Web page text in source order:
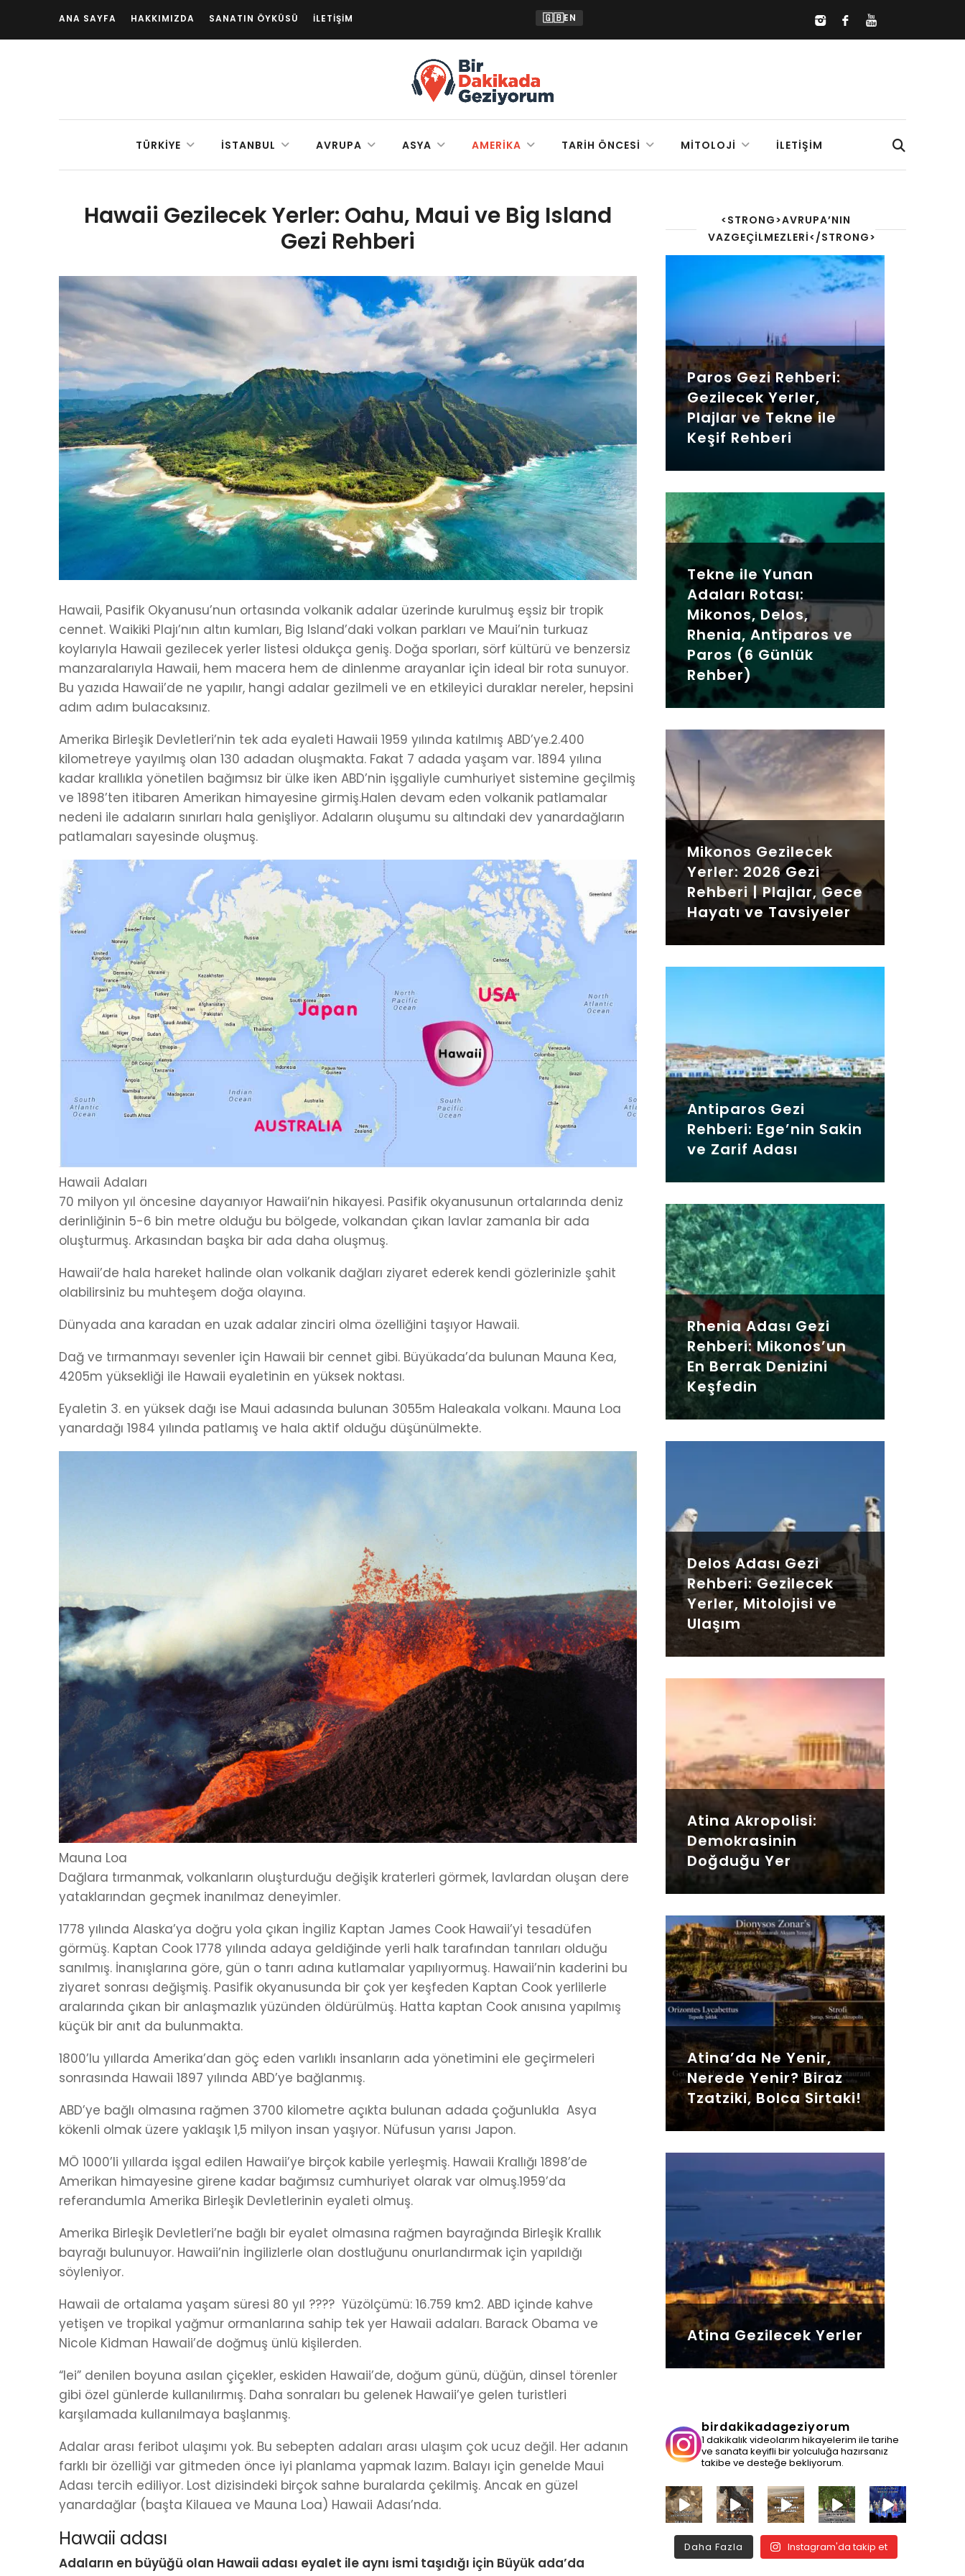
ANA SAYFA HAKKIMIZDA SANATIN ÖYKÜSÜ İLETIŞIM 🇬🇧EN
TÜRKIYE İSTANBUL AVRUPA ASYA AMERIKA TARIH ÖNCESI MITOLOJI İLETIŞIM
Hawaii Gezilecek Yerler: Oahu, Maui ve Big Island
Gezi Rehberi
Hawaii, Pasifik Okyanusu’nun ortasında volkanik adalar üzerinde kurulmuş eşsiz bir tropik
cennet. Waikiki Plajı’nın altın kumları, Big Island’daki volkan parkları ve Maui’nin turkuaz
koylarıyla Hawaii gezilecek yerler listesi oldukça geniş. Doğa sporları, sörf kültürü ve benzersiz
manzaralarıyla Hawaii, hem macera hem de dinlenme arayanlar için ideal bir rota sunuyor.
Bu yazıda Hawaii’de ne yapılır, hangi adalar gezilmeli ve en etkileyici duraklar nereler, hepsini
adım adım bulacaksınız.
Amerika Birleşik Devletleri’nin tek ada eyaleti Hawaii 1959 yılında katılmış ABD’ye.2.400
kilometreye yayılmış olan 130 adadan oluşmakta. Fakat 7 adada yaşam var. 1894 yılına
kadar krallıkla yönetilen bağımsız bir ülke iken ABD’nin işgaliyle cumhuriyet sistemine geçilmiş
ve 1898’ten itibaren Amerikan himayesine girmiş.Halen devam eden volkanik patlamalar
nedeni ile adaların sınırları hala genişliyor. Adaların oluşumu su altındaki dev yanardağların
patlamaları sayesinde oluşmuş.
Hawaii Adaları
70 milyon yıl öncesine dayanıyor Hawaii’nin hikayesi. Pasifik okyanusunun ortalarında deniz
derinliğinin 5-6 bin metre olduğu bu bölgede, volkandan çıkan lavlar zamanla bir ada
oluşturmuş. Arkasından başka bir ada daha oluşmuş.
Hawaii’de hala hareket halinde olan volkanik dağları ziyaret ederek kendi gözlerinizle şahit
olabilirsiniz bu muhteşem doğa olayına.
Dünyada ana karadan en uzak adalar zinciri olma özelliğini taşıyor Hawaii.
Dağ ve tırmanmayı sevenler için Hawaii bir cennet gibi. Büyükada’da bulunan Mauna Kea,
4205m yüksekliği ile Hawaii eyaletinin en yüksek noktası.
Eyaletin 3. en yüksek dağı ise Maui adasında bulunan 3055m Haleakala volkanı. Mauna Loa
yanardağı 1984 yılında patlamış ve hala aktif olduğu düşünülmekte.
Mauna Loa
Dağlara tırmanmak, volkanların oluşturduğu değişik kraterleri görmek, lavlardan oluşan dere
yataklarından geçmek inanılmaz deneyimler.
1778 yılında Alaska’ya doğru yola çıkan İngiliz Kaptan James Cook Hawaii’yi tesadüfen
görmüş. Kaptan Cook 1778 yılında adaya geldiğinde yerli halk tarafından tanrıları olduğu
sanılmış. İnanışlarına göre, gün o tanrı adına kutlamalar yapılıyormuş. Hawaii’nin kaderini bu
ziyaret sonrası değişmiş. Pasifik okyanusunda bir çok yer keşfeden Kaptan Cook yerlilerle
aralarında çıkan bir anlaşmazlık yüzünden öldürülmüş. Hatta kaptan Cook anısına yapılmış
küçük bir anıt da bulunmakta.
1800’lu yıllarda Amerika’dan göç eden varlıklı insanların ada yönetimini ele geçirmeleri
sonrasında Hawaii 1897 yılında ABD’ye bağlanmış.
ABD’ye bağlı olmasına rağmen 3700 kilometre açıkta bulunan adada çoğunlukla Asya
kökenli olmak üzere yaklaşık 1,5 milyon insan yaşıyor. Nüfusun yarısı Japon.
MÖ 1000’li yıllarda işgal edilen Hawaii’ye birçok kabile yerleşmiş. Hawaii Krallığı 1898’de
Amerikan himayesine girene kadar bağımsız cumhuriyet olarak var olmuş.1959’da
referandumla Amerika Birleşik Devletlerinin eyaleti olmuş.
Amerika Birleşik Devletleri’ne bağlı bir eyalet olmasına rağmen bayrağında Birleşik Krallık
bayrağı bulunuyor. Hawaii’nin İngilizlerle olan dostluğunu onurlandırmak için yapıldığı
söyleniyor.
Hawaii de ortalama yaşam süresi 80 yıl ???? Yüzölçümü: 16.759 km2. ABD içinde kahve
yetişen ve tropikal yağmur ormanlarına sahip tek yer Hawaii adaları. Barack Obama ve
Nicole Kidman Hawaii’de doğmuş ünlü kişilerden.
“lei” denilen boyuna asılan çiçekler, eskiden Hawaii’de, doğum günü, düğün, dinsel törenler
gibi özel günlerde kullanılırmış. Daha sonraları bu gelenek Hawaii’ye gelen turistleri
karşılamada kullanılmaya başlanmış.
Adalar arası feribot ulaşımı yok. Bu sebepten adaları arası ulaşım çok ucuz değil. Her adanın
farklı bir özelliği var gitmeden önce iyi planlama yapmak lazım. Balayı için genelde Maui
Adası tercih ediliyor. Lost dizisindeki birçok sahne buralarda çekilmiş. Ancak en güzel
yanardağlar (başta Kilauea ve Mauna Loa) Hawaii Adası’nda.
Hawaii adası
Adaların en büyüğü olan Hawaii adası eyalet ile aynı ismi taşıdığı için Büyük ada’da
<STRONG>AVRUPA’NIN
VAZGEÇILMEZLERI</STRONG>
Paros Gezi Rehberi:
Gezilecek Yerler,
Plajlar ve Tekne ile
Keşif Rehberi
Tekne ile Yunan
Adaları Rotası:
Mikonos, Delos,
Rhenia, Antiparos ve
Paros (6 Günlük
Rehber)
Mikonos Gezilecek
Yerler: 2026 Gezi
Rehberi | Plajlar, Gece
Hayatı ve Tavsiyeler
Antiparos Gezi
Rehberi: Ege’nin Sakin
ve Zarif Adası
Rhenia Adası Gezi
Rehberi: Mikonos’un
En Berrak Denizini
Keşfedin
Delos Adası Gezi
Rehberi: Gezilecek
Yerler, Mitolojisi ve
Ulaşım
Atina Akropolisi:
Demokrasinin
Doğduğu Yer
Atina’da Ne Yenir,
Nerede Yenir? Biraz
Tzatziki, Bolca Sirtaki!
Atina Gezilecek Yerler
birdakikadageziyorum
1 dakikalık videolarım hikayelerim ile tarihe
ve sanata keyifli bir yolculuğa hazırsanız
takibe ve desteğe bekliyorum.
Daha Fazla Instagram'da takip et